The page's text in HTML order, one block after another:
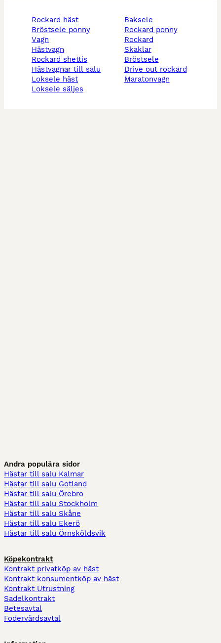
rockard häst
bröstsele ponny
vagn
hästvagn
rockard shettis
hästvagnar till salu
loksele häst
loksele säljes
baksele
rockard ponny
rockard
skaklar
bröstsele
drive out rockard
maratonvagn
Andra populära sidor
Hästar till salu Kalmar
Hästar till salu Gotland
Hästar till salu Örebro
Hästar till salu Stockholm
Hästar till salu Skåne
Hästar till salu Ekerö
Hästar till salu Örnsköldsvik
Köpekontrakt
Kontrakt privatköp av häst
Kontrakt konsumentköp av häst
Kontrakt Utrustning
Sadelkontrakt
Betesavtal
Fodervärdsavtal